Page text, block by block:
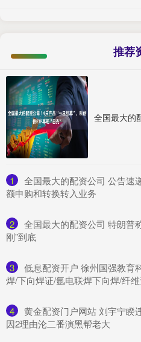
推荐
1
全国最大的配资公司 公告速
额申购和转换转入业务
2
全国最大的配资公司 特朗普
刚”到底
3
低息配资开户 徐州国强教育
焊/下向焊证/氩电联焊下向焊/纤
4
黄金配资门户网站 刘宇宁睽
因2理由沦二番演黑帮老大